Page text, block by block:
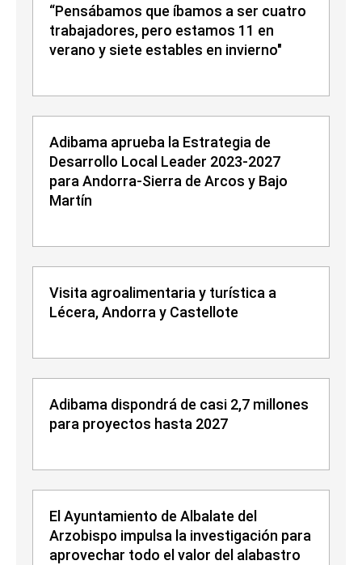
“Pensábamos que íbamos a ser cuatro
trabajadores, pero estamos 11 en
verano y siete estables en invierno"
Adibama aprueba la Estrategia de
Desarrollo Local Leader 2023-2027
para Andorra-Sierra de Arcos y Bajo
Martín
Visita agroalimentaria y turística a
Lécera, Andorra y Castellote
Adibama dispondrá de casi 2,7 millones
para proyectos hasta 2027
El Ayuntamiento de Albalate del
Arzobispo impulsa la investigación para
aprovechar todo el valor del alabastro